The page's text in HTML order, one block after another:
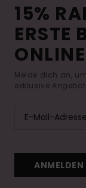
15%
ERSTE
Melde dich an,
exklusive
ANMELDEN